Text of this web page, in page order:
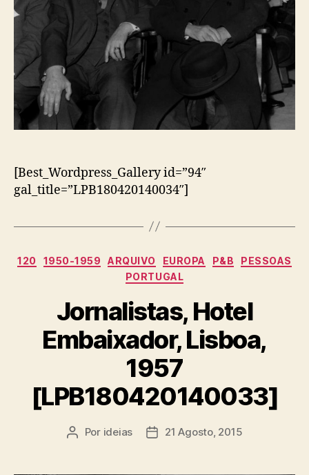
[Best_Wordpress_Gallery id=”94″
gal_title=”LPB180420140034″]
Categorias
120 1950-1959 ARQUIVO EUROPA P&B
PESSOAS
PORTUGAL
Jornalistas, Hotel
Embaixador, Lisboa,
1957
[LPB180420140033]
Autor
Por ideias
Data21 Agosto, 2015